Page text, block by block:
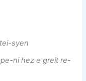
syen
ni hez e greit re-